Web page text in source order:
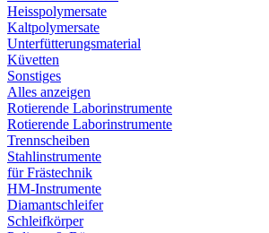
Heisspolymersate
Kaltpolymersate
Unterfütterungsmaterial
Küvetten
Sonstiges
Alles anzeigen
Rotierende Laborinstrumente
Rotierende Laborinstrumente
Trennscheiben
Stahlinstrumente
für Frästechnik
HM-Instrumente
Diamantschleifer
Schleifkörper